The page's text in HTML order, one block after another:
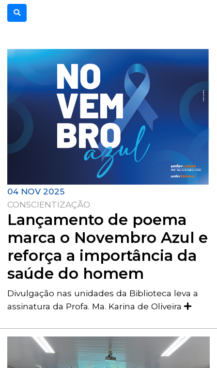
04 NOV 2025
CONSCIENTIZAÇÃO
Lançamento de poema
marca o Novembro Azul e
reforça a importância da
saúde do homem
Divulgação nas unidades da Biblioteca leva a
assinatura da Profa. Ma. Karina de Oliveira